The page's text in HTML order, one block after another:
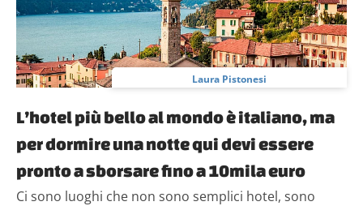
Laura Pistonesi
L’hotel più bello al mondo è italiano, ma
per dormire una notte qui devi essere
pronto a sborsare fino a 10mila euro
Ci sono luoghi che non sono semplici hotel, sono